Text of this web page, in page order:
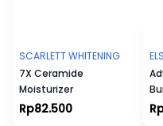
SCARLETT WHITENING
7X Ceramide
Moisturizer
Rp82.500